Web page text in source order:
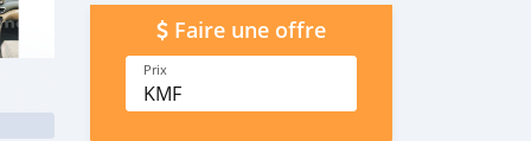
Faire une offre
Prix
KMF